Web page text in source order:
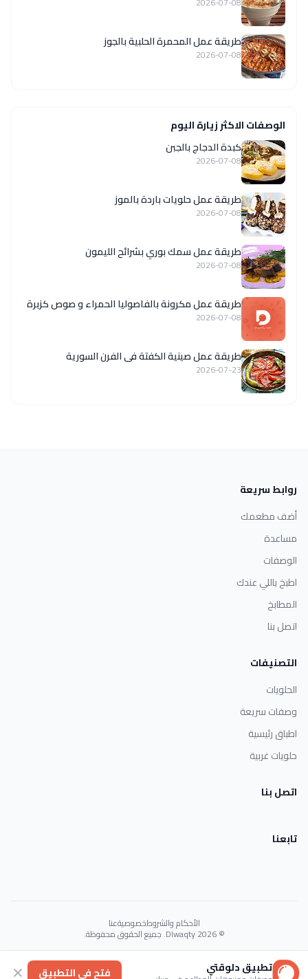
طريقة عمل المحمرة الحلبية بالجوز
2026-07-08
الوصفات الاكثر زيارة اليوم
كبدة الدجاج بالجبن
2026-07-08
طريقة عمل حلويات باردة بالموز
2026-07-08
طريقة عمل سمك بوري بشرائح الليمون
2026-07-08
طريقة عمل مكرونة بالفاصوليا الحمراء و صوص كزبرة
2026-07-08
طريقة عمل صينية الكفتة فى الفرن السورية
2026-07-23
روابط سريعة
أضف مطعمك
مساعدة
الوصفات
اطبخ باللي عندك
المطابخ
اتصل بنا
التصنيفات
الحلويات
وصفات سريعة
اطباق رئيسية
حلويات غربية
اتصل بنا
تابعنا
الأحكام والشروطخصوصيةعنا
© 2026 Dlwaqty. جميع الحقوق محفوظة.
Powered byGAIT
تطبيق دلوقتي فتح في التطبيق